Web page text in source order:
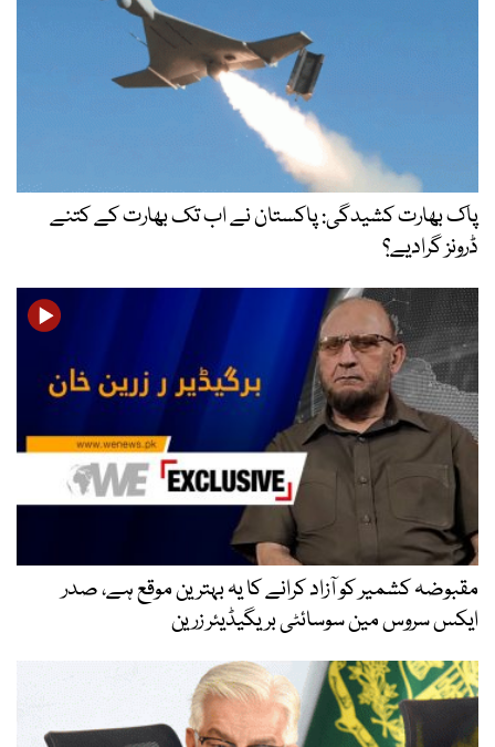
پاک بھارت کشیدگی: پاکستان نے اب تک بھارت کے کتنے
ڈرونز گرادیے؟
مقبوضہ کشمیر کو آزاد کرانے کا یہ بہترین موقع ہے، صدر
ایکس سروس مین سوسائٹی بریگیڈیئر زرین